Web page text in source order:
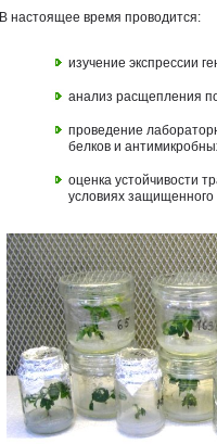
В настоящее время проводится:
изучение экспрессии
анализ расщепления
проведение
белков и
оценка устойчивости
условиях защищенного